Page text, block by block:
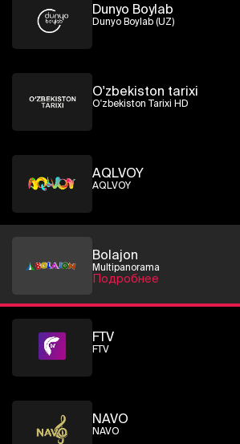
Dunyo Boylab
Dunyo Boylab (UZ)
O'zbekiston tarixi
O'zbekiston Tarixi HD
AQLVOY
AQLVOY
Bolajon
Multipanorama
Подробнее
FTV
FTV
NAVO
NAVO